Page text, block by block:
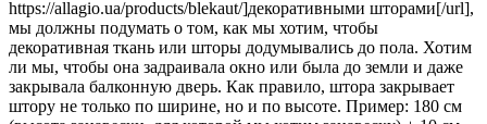
https://allagio.ua/products/blekaut/]декоративными шторами[/url],
мы должны подумать о том, как мы хотим, чтобы
декоративная ткань или шторы додумывались до пола. Хотим
ли мы, чтобы она задраивала окно или была до земли и даже
закрывала балконную дверь. Как правило, штора закрывает
штору не только по ширине, но и по высоте. Пример: 180 см